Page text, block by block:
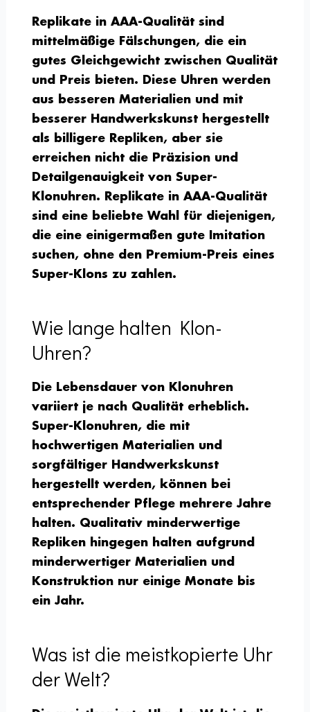
Replikate in AAA-Qualität sind
mittelmäßige Fälschungen, die ein
gutes Gleichgewicht zwischen Qualität
und Preis bieten. Diese Uhren werden
aus besseren Materialien und mit
besserer Handwerkskunst hergestellt
als billigere Repliken, aber sie
erreichen nicht die Präzision und
Detailgenauigkeit von Super-
Klonuhren. Replikate in AAA-Qualität
sind eine beliebte Wahl für diejenigen,
die eine einigermaßen gute Imitation
suchen, ohne den Premium-Preis eines
Super-Klons zu zahlen.
Wie lange halten Klon-
Uhren?
Die Lebensdauer von Klonuhren
variiert je nach Qualität erheblich.
Super-Klonuhren, die mit
hochwertigen Materialien und
sorgfältiger Handwerkskunst
hergestellt werden, können bei
entsprechender Pflege mehrere Jahre
halten. Qualitativ minderwertige
Repliken hingegen halten aufgrund
minderwertiger Materialien und
Konstruktion nur einige Monate bis
ein Jahr.
Was ist die meistkopierte Uhr
der Welt?